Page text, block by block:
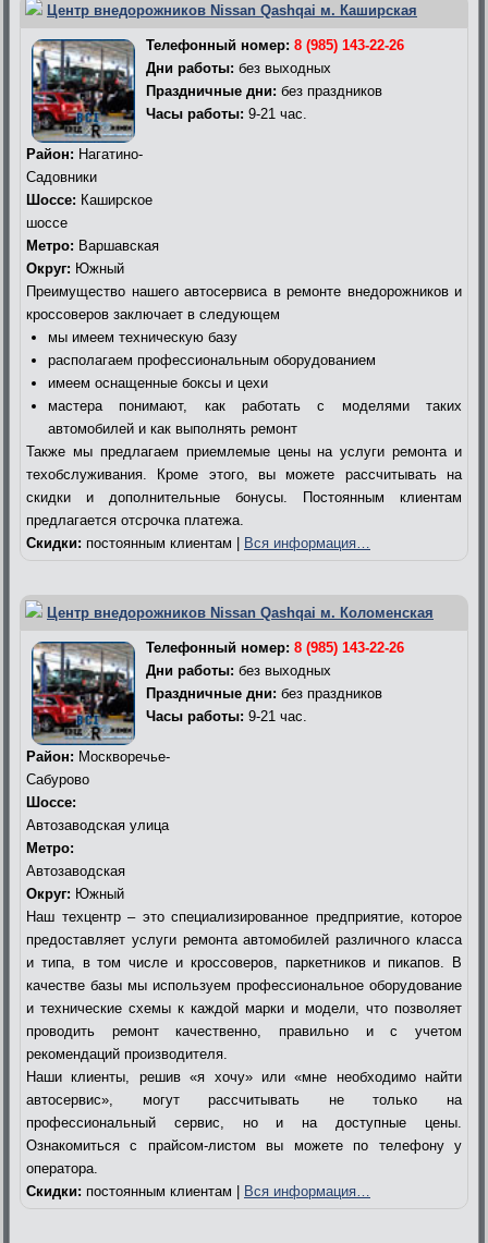
Центр внедорожников Nissan Qashqai м. Каширская
Телефонный номер: 8 (985) 143-22-26
Дни работы: без выходных
Праздничные дни: без праздников
Часы работы: 9-21 час.
Район: Нагатино-
Садовники
Шоссе: Каширское
шоссе
Метро: Варшавская
Округ: Южный
Преимущество нашего автосервиса в ремонте внедорожников и
кроссоверов заключает в следующем
мы имеем техническую базу
располагаем профессиональным оборудованием
имеем оснащенные боксы и цехи
мастера понимают, как работать с моделями таких
автомобилей и как выполнять ремонт
Также мы предлагаем приемлемые цены на услуги ремонта и
техобслуживания. Кроме этого, вы можете рассчитывать на
скидки и дополнительные бонусы. Постоянным клиентам
предлагается отсрочка платежа.
Скидки: постоянным клиентам | Вся информация…
Центр внедорожников Nissan Qashqai м. Коломенская
Телефонный номер: 8 (985) 143-22-26
Дни работы: без выходных
Праздничные дни: без праздников
Часы работы: 9-21 час.
Район: Москворечье-
Сабурово
Шоссе:
Автозаводская улица
Метро:
Автозаводская
Округ: Южный
Наш техцентр – это специализированное предприятие, которое
предоставляет услуги ремонта автомобилей различного класса
и типа, в том числе и кроссоверов, паркетников и пикапов. В
качестве базы мы используем профессиональное оборудование
и технические схемы к каждой марки и модели, что позволяет
проводить ремонт качественно, правильно и с учетом
рекомендаций производителя.
Наши клиенты, решив «я хочу» или «мне необходимо найти
автосервис», могут рассчитывать не только на
профессиональный сервис, но и на доступные цены.
Ознакомиться с прайсом-листом вы можете по телефону у
оператора.
Скидки: постоянным клиентам | Вся информация…